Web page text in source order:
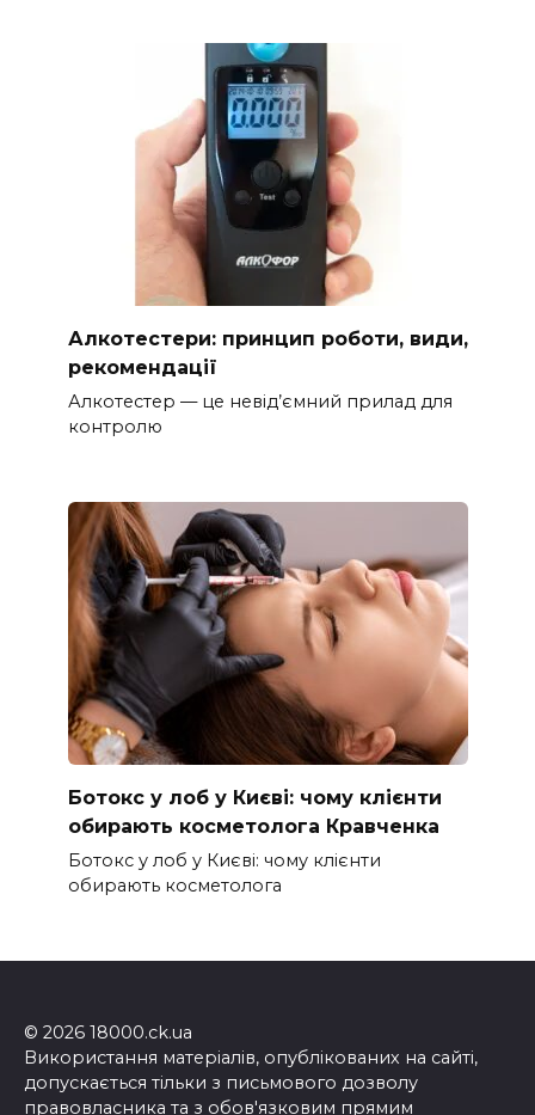
Алкотестери: принцип роботи, види,
рекомендації
Алкотестер — це невід’ємний прилад для
контролю
Ботокс у лоб у Києві: чому клієнти
обирають косметолога Кравченка
Ботокс у лоб у Києві: чому клієнти
обирають косметолога
© 2026 18000.ck.ua
Використання матеріалів, опублікованих на сайті,
допускається тільки з письмового дозволу
правовласника та з обов'язковим прямим